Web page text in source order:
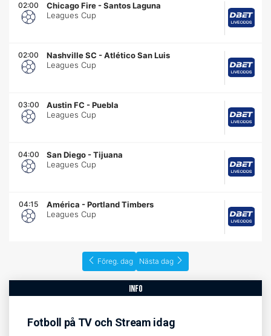
02:00 Chicago Fire -Santos Laguna
Leagues Cup
02:00 Nashville SC -Atlético San Luis
Leagues Cup
03:00 Austin FC -Puebla
Leagues Cup
04:00 San Diego -Tijuana
Leagues Cup
04:15 América -Portland Timbers
Leagues Cup
Föreg. dag Nästa dag
info
Fotboll på TV och Stream idag